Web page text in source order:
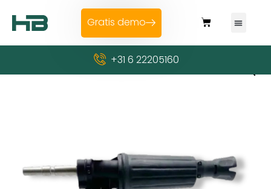
Gratis demo
+31 6 22205160